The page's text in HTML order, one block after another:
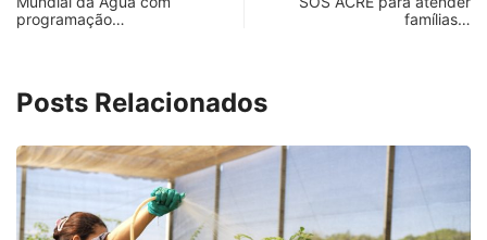
programação…
famílias…
Posts Relacionados